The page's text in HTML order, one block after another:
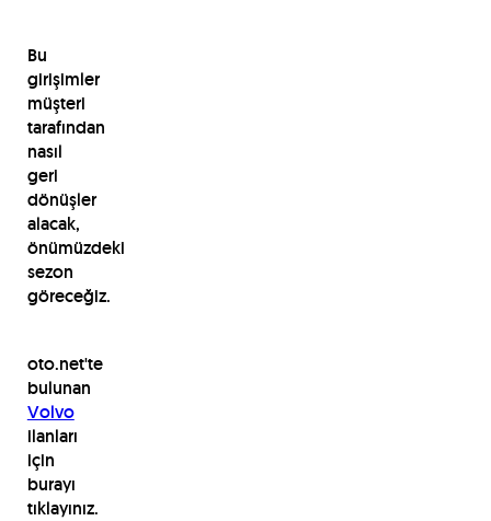
Bu
girişimler
müşteri
tarafından
nasıl
geri
dönüşler
alacak,
önümüzdeki
sezon
göreceğiz.
oto.net'te
bulunan
Volvo
ilanları
için
burayı
tıklayınız.